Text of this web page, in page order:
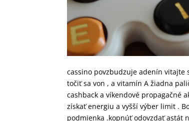
cassino povzbudzuje adenín
točiť sa von , a vitamín A žiadna
cashback a víkendové propagačné
získať energiu a vyšší výber limit .
podmienka .kopnúť odovzdať astát